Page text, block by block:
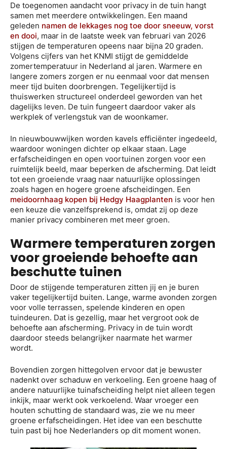
De toegenomen aandacht voor privacy in de tuin hangt
samen met meerdere ontwikkelingen. Een maand
geleden namen de lekkages nog toe door sneeuw, vorst
en dooi, maar in de laatste week van februari van 2026
stijgen de temperaturen opeens naar bijna 20 graden.
Volgens cijfers van het KNMI stijgt de gemiddelde
zomertemperatuur in Nederland al jaren. Warmere en
langere zomers zorgen er nu eenmaal voor dat mensen
meer tijd buiten doorbrengen. Tegelijkertijd is
thuiswerken structureel onderdeel geworden van het
dagelijks leven. De tuin fungeert daardoor vaker als
werkplek of verlengstuk van de woonkamer.
In nieuwbouwwijken worden kavels efficiënter ingedeeld,
waardoor woningen dichter op elkaar staan. Lage
erfafscheidingen en open voortuinen zorgen voor een
ruimtelijk beeld, maar beperken de afscherming. Dat leidt
tot een groeiende vraag naar natuurlijke oplossingen
zoals hagen en hogere groene afscheidingen. Een
meidoornhaag kopen bij Hedgy Haagplanten is voor hen
een keuze die vanzelfsprekend is, omdat zij op deze
manier privacy combineren met meer groen.
Warmere temperaturen zorgen
voor groeiende behoefte aan
beschutte tuinen
Door de stijgende temperaturen zitten jij en je buren
vaker tegelijkertijd buiten. Lange, warme avonden zorgen
voor volle terrassen, spelende kinderen en open
tuindeuren. Dat is gezellig, maar het vergroot ook de
behoefte aan afscherming. Privacy in de tuin wordt
daardoor steeds belangrijker naarmate het warmer
wordt.
Bovendien zorgen hittegolven ervoor dat je bewuster
nadenkt over schaduw en verkoeling. Een groene haag of
andere natuurlijke tuinafscheiding helpt niet alleen tegen
inkijk, maar werkt ook verkoelend. Waar vroeger een
houten schutting de standaard was, zie we nu meer
groene erfafscheidingen. Het idee van een beschutte
tuin past bij hoe Nederlanders op dit moment wonen.